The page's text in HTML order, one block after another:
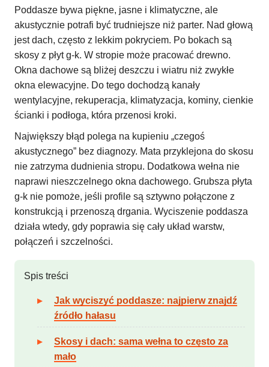
Poddasze bywa piękne, jasne i klimatyczne, ale
akustycznie potrafi być trudniejsze niż parter. Nad głową
jest dach, często z lekkim pokryciem. Po bokach są
skosy z płyt g-k. W stropie może pracować drewno.
Okna dachowe są bliżej deszczu i wiatru niż zwykłe
okna elewacyjne. Do tego dochodzą kanały
wentylacyjne, rekuperacja, klimatyzacja, kominy, cienkie
ścianki i podłoga, która przenosi kroki.
Największy błąd polega na kupieniu „czegoś
akustycznego” bez diagnozy. Mata przyklejona do skosu
nie zatrzyma dudnienia stropu. Dodatkowa wełna nie
naprawi nieszczelnego okna dachowego. Grubsza płyta
g-k nie pomoże, jeśli profile są sztywno połączone z
konstrukcją i przenoszą drgania. Wyciszenie poddasza
działa wtedy, gdy poprawia się cały układ warstw,
połączeń i szczelności.
Spis treści
Jak wyciszyć poddasze: najpierw znajdź
źródło hałasu
Skosy i dach: sama wełna to często za
mało